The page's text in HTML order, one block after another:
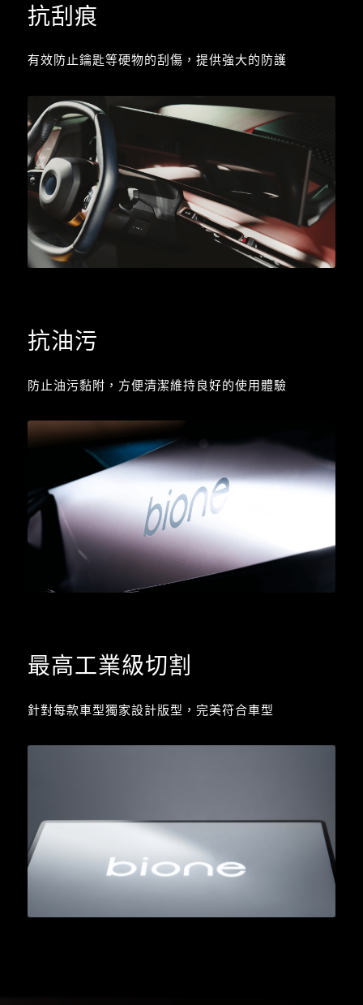
抗刮痕
有效防止鑰匙等硬物的刮傷，提供強大的防護
抗油污
防止油污黏附，方便清潔維持良好的使用體驗
最高工業級切割
針對每款車型獨家設計版型，完美符合車型